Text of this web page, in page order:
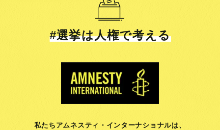
#選挙は人権で考える
私たちアムネスティ・インターナショナルは、